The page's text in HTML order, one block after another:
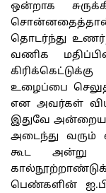
ஒன்றாக
சொன்னதைத்தான்
தொடர்ந்து
வணிக
உழைப்பை
என அவர்கள்
இதுவே அன்றைய
அடைந்து வரும்
கூட அன்று
பெண்களின்